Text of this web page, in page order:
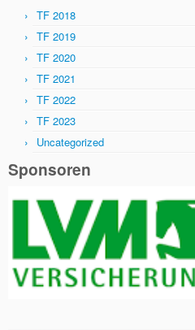
TF 2018
TF 2019
TF 2020
TF 2021
TF 2022
TF 2023
Uncategorized
Sponsoren